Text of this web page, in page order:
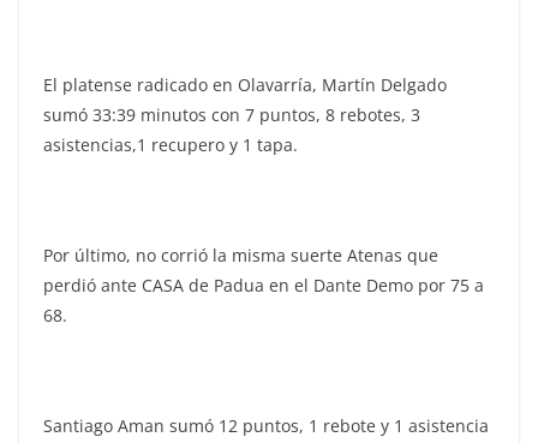
El platense radicado en Olavarría, Martín Delgado
sumó 33:39 minutos con 7 puntos, 8 rebotes, 3
asistencias,1 recupero y 1 tapa.
Por último, no corrió la misma suerte Atenas que
perdió ante CASA de Padua en el Dante Demo por 75 a
68.
Santiago Aman sumó 12 puntos, 1 rebote y 1 asistencia